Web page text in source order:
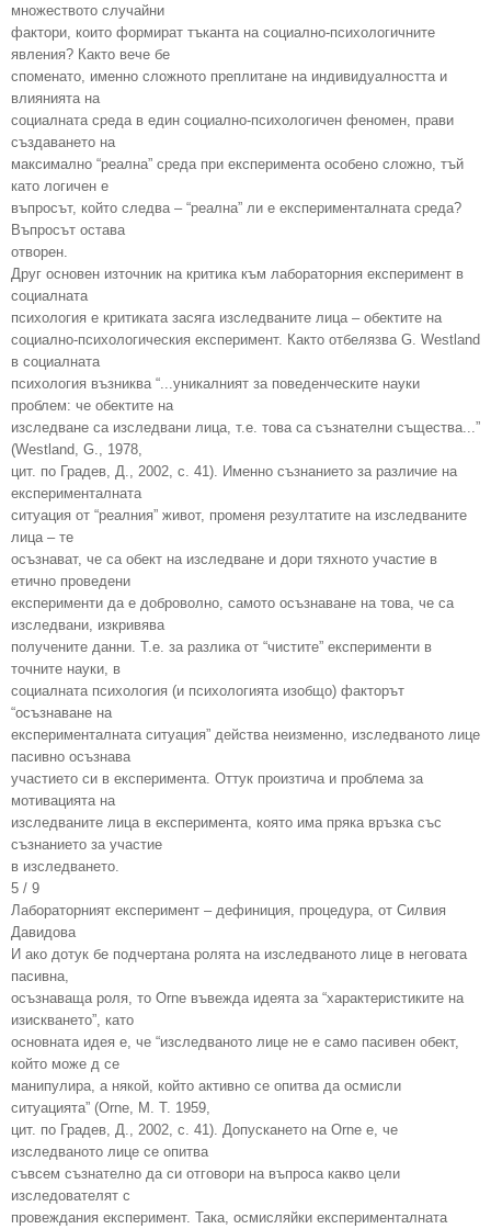
множеството случайни
фактори, които формират тъканта на социално-психологичните
явления? Както вече бе
споменато, именно сложното преплитане на индивидуалността и
влиянията на
социалната среда в един социално-психологичен феномен, прави
създаването на
максимално “реална” среда при експеримента особено сложно, тъй
като логичен е
въпросът, който следва – “реална” ли е експерименталната среда?
Въпросът остава
отворен.
Друг основен източник на критика към лабораторния експеримент в
социалната
психология е критиката засяга изследваните лица – обектите на
социално-психологическия експеримент. Както отбелязва G. Westland
в социалната
психология възниква “...уникалният за поведенческите науки
проблем: че обектите на
изследване са изследвани лица, т.е. това са съзнателни същества...”
(Westland, G., 1978,
цит. по Градев, Д., 2002, с. 41). Именно съзнанието за различие на
експерименталната
ситуация от “реалния” живот, променя резултатите на изследваните
лица – те
осъзнават, че са обект на изследване и дори тяхното участие в
етично проведени
експерименти да е доброволно, самото осъзнаване на това, че са
изследвани, изкривява
получените данни. Т.е. за разлика от “чистите” експерименти в
точните науки, в
социалната психология (и психологията изобщо) факторът
“осъзнаване на
експерименталната ситуация” действа неизменно, изследваното лице
пасивно осъзнава
участието си в експеримента. Оттук произтича и проблема за
мотивацията на
изследваните лица в експеримента, която има пряка връзка със
съзнанието за участие
в изследването.
5 / 9
Лабораторният експеримент – дефиниция, процедура, от Силвия
Давидова
И ако дотук бе подчертана ролята на изследваното лице в неговата
пасивна,
осъзнаваща роля, то Orne въвежда идеята за “характеристиките на
изискването”, като
основната идея е, че “изследваното лице не е само пасивен обект,
който може д се
манипулира, а някой, който активно се опитва да осмисли
ситуацията” (Orne, M. T. 1959,
цит. по Градев, Д., 2002, с. 41). Допускането на Orne е, че
изследваното лице се опитва
съвсем съзнателно да си отговори на въпроса какво цели
изследователят с
провеждания експеримент. Така, осмисляйки експерименталната